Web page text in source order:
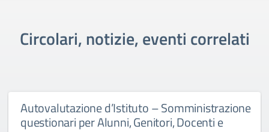
Circolari, notizie, eventi correlati
Autovalutazione d’Istituto – Somministrazione
questionari per Alunni, Genitori, Docenti e